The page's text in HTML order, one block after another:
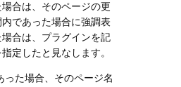
合は、そのページの更
であった場合に強調表
合は、プラグインを記
定したと見なします。
った場合、そのページ名